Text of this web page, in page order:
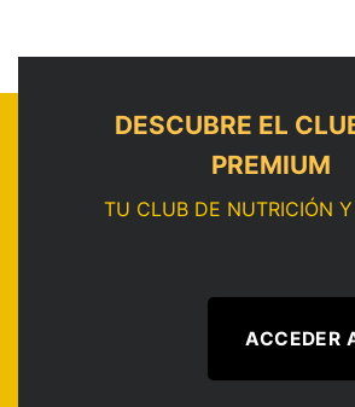
DESCUBRE EL
PREMIUM
TU CLUB DE NUTRICIÓN
ACCEDER